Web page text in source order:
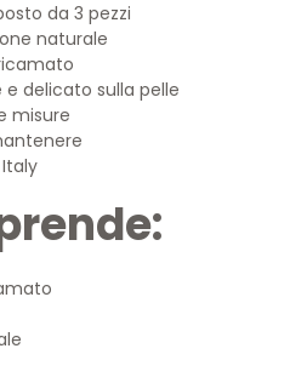
da 3 pezzi
naturale
delicato sulla pelle
misure